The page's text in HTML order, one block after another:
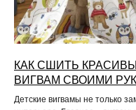
КАК СШИТЬ
ВИГВАМ СВОИМИ
Детские вигвамы не только